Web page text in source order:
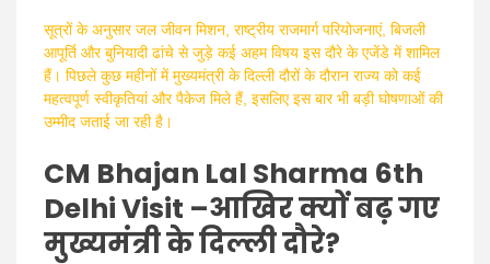
सूत्रों के अनुसार जल जीवन मिशन, राष्ट्रीय राजमार्ग परियोजनाएं, बिजली
आपूर्ति और बुनियादी ढांचे से जुड़े कई अहम विषय इस दौरे के एजेंडे में शामिल
हैं। पिछले कुछ महीनों में मुख्यमंत्री के दिल्ली दौरों के दौरान राज्य को कई
महत्वपूर्ण स्वीकृतियां और पैकेज मिले हैं, इसलिए इस बार भी बड़ी घोषणाओं की
उम्मीद जताई जा रही है।
CM Bhajan Lal Sharma 6th
Delhi Visit –आखिर क्यों बढ़ गए
मुख्यमंत्री के दिल्ली दौरे?